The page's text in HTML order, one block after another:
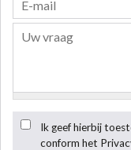
Ik geef hierbij
conform het